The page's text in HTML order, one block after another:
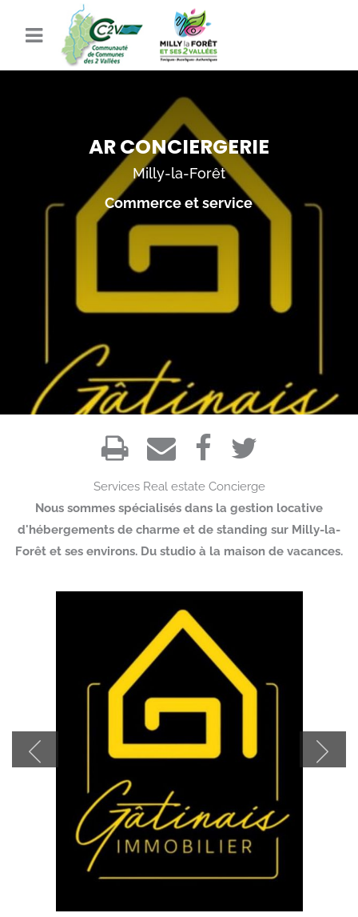
AR CONCIERGERIE
Milly-la-Forêt
Commerce et service
Services Real estate Concierge
Nous sommes spécialisés dans la gestion locative
d'hébergements de charme et de standing sur Milly-la-
Forêt et ses environs. Du studio à la maison de vacances.